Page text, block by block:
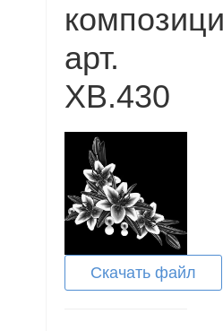
арт.
XB.430
Скачать файл